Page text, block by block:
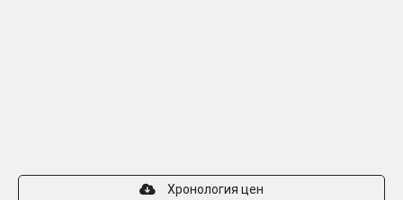
Хронология цен